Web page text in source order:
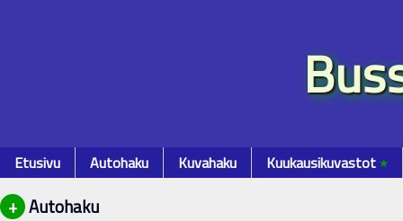
Etusivu Autohaku Kuvahaku Kuukausikuvastot٭
+ Autohaku